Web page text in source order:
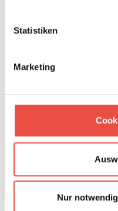
Statistiken
Marketing
Nur
Mögliche
Bewertungen